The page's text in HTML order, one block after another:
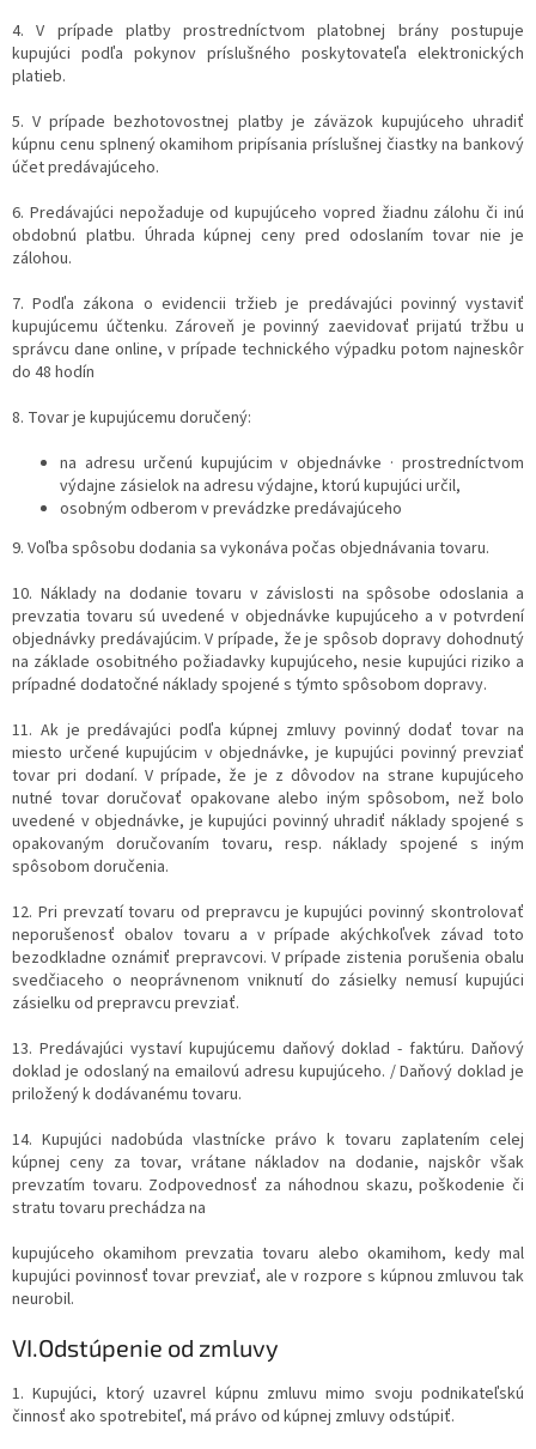
4. V prípade platby prostredníctvom platobnej brány postupuje
kupujúci podľa pokynov príslušného poskytovateľa elektronických
platieb.
5. V prípade bezhotovostnej platby je záväzok kupujúceho uhradiť
kúpnu cenu splnený okamihom pripísania príslušnej čiastky na bankový
účet predávajúceho.
6. Predávajúci nepožaduje od kupujúceho vopred žiadnu zálohu či inú
obdobnú platbu. Úhrada kúpnej ceny pred odoslaním tovar nie je
zálohou.
7. Podľa zákona o evidencii tržieb je predávajúci povinný vystaviť
kupujúcemu účtenku. Zároveň je povinný zaevidovať prijatú tržbu u
správcu dane online, v prípade technického výpadku potom najneskôr
do 48 hodín
8. Tovar je kupujúcemu doručený:
na adresu určenú kupujúcim v objednávke · prostredníctvom
výdajne zásielok na adresu výdajne, ktorú kupujúci určil,
osobným odberom v prevádzke predávajúceho
9. Voľba spôsobu dodania sa vykonáva počas objednávania tovaru.
10. Náklady na dodanie tovaru v závislosti na spôsobe odoslania a
prevzatia tovaru sú uvedené v objednávke kupujúceho a v potvrdení
objednávky predávajúcim. V prípade, že je spôsob dopravy dohodnutý
na základe osobitného požiadavky kupujúceho, nesie kupujúci riziko a
prípadné dodatočné náklady spojené s týmto spôsobom dopravy.
11. Ak je predávajúci podľa kúpnej zmluvy povinný dodať tovar na
miesto určené kupujúcim v objednávke, je kupujúci povinný prevziať
tovar pri dodaní. V prípade, že je z dôvodov na strane kupujúceho
nutné tovar doručovať opakovane alebo iným spôsobom, než bolo
uvedené v objednávke, je kupujúci povinný uhradiť náklady spojené s
opakovaným doručovaním tovaru, resp. náklady spojené s iným
spôsobom doručenia.
12. Pri prevzatí tovaru od prepravcu je kupujúci povinný skontrolovať
neporušenosť obalov tovaru a v prípade akýchkoľvek závad toto
bezodkladne oznámiť prepravcovi. V prípade zistenia porušenia obalu
svedčiaceho o neoprávnenom vniknutí do zásielky nemusí kupujúci
zásielku od prepravcu prevziať.
13. Predávajúci vystaví kupujúcemu daňový doklad - faktúru. Daňový
doklad je odoslaný na emailovú adresu kupujúceho. / Daňový doklad je
priložený k dodávanému tovaru.
14. Kupujúci nadobúda vlastnícke právo k tovaru zaplatením celej
kúpnej ceny za tovar, vrátane nákladov na dodanie, najskôr však
prevzatím tovaru. Zodpovednosť za náhodnou skazu, poškodenie či
stratu tovaru prechádza na
kupujúceho okamihom prevzatia tovaru alebo okamihom, kedy mal
kupujúci povinnosť tovar prevziať, ale v rozpore s kúpnou zmluvou tak
neurobil.
VI.Odstúpenie od zmluvy
1. Kupujúci, ktorý uzavrel kúpnu zmluvu mimo svoju podnikateľskú
činnosť ako spotrebiteľ, má právo od kúpnej zmluvy odstúpiť.